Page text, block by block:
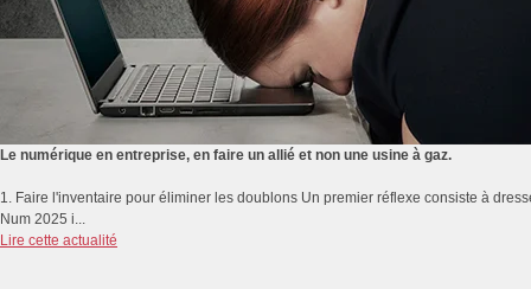
Le numérique en entreprise, en faire un allié et non une usine à gaz.
1. Faire l'inventaire pour éliminer les doublons Un premier réflexe consiste à
Num 2025 i...
Lire cette actualité